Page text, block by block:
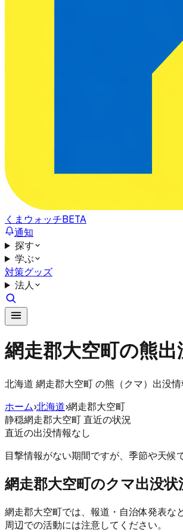
くまウォッチBETA
通知
探す
学ぶ
対策グッズ
法人
網走郡大空町の熊
北海道 網走郡大空町 の熊（クマ）出没情
ホーム›北海道›網走郡大空町
静穏網走郡大空町 直近の状況
直近の出没情報なし
目撃情報がない期間ですが、季節や天候
網走郡大空町のクマ出没状
網走郡大空町では、報道・自治体発表な
周辺での活動には注意してください。